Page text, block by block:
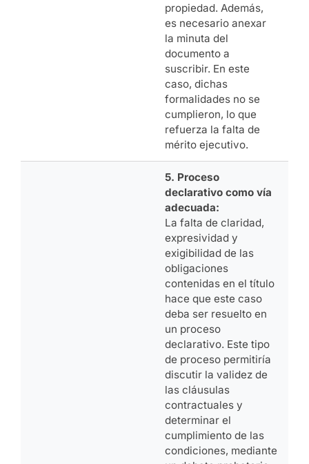
propiedad. Además,
es necesario anexar
la minuta del
documento a
suscribir. En este
caso, dichas
formalidades no se
cumplieron, lo que
refuerza la falta de
mérito ejecutivo.
5. Proceso
declarativo como vía
adecuada:
La falta de claridad,
expresividad y
exigibilidad de las
obligaciones
contenidas en el título
hace que este caso
deba ser resuelto en
un proceso
declarativo. Este tipo
de proceso permitiría
discutir la validez de
las cláusulas
contractuales y
determinar el
cumplimiento de las
condiciones, mediante